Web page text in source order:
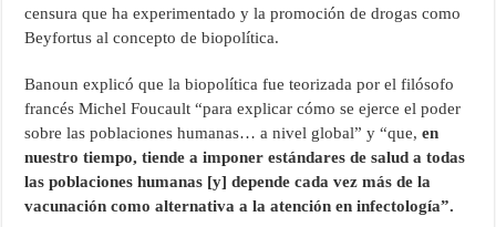
censura que ha experimentado y la promoción de drogas como
Beyfortus al concepto de biopolítica.
Banoun explicó que la biopolítica fue teorizada por el filósofo
francés Michel Foucault “para explicar cómo se ejerce el poder
sobre las poblaciones humanas… a nivel global” y “que,en
nuestro tiempo, tiende a imponer estándares de salud a todas
las poblaciones humanas [y] depende cada vez más de la
vacunación como alternativa a la atención en infectología”.